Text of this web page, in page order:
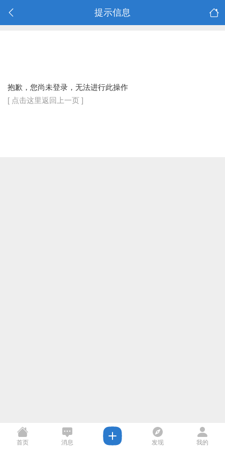
提示信息
抱歉，您尚未登录，无法进行此操作
[ 点击这里返回上一页 ]
首页 消息 发现 我的